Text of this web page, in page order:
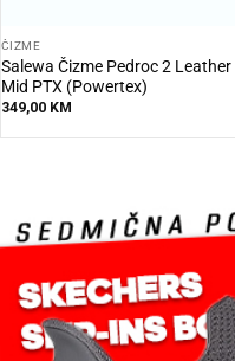
ČIZME
Salewa Čizme Pedroc 2 Leather
Mid PTX (Powertex)
349,00 KM